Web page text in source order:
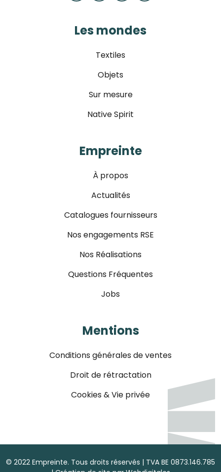
Les mondes
Textiles
Objets
Sur mesure
Native Spirit
Empreinte
À propos
Actualités
Catalogues fournisseurs
Nos engagements RSE
Nos Réalisations
Questions Fréquentes
Jobs
Mentions
Conditions générales de ventes
Droit de rétractation
Cookies & Vie privée
© 2022 Empreinte. Tous droits réservés | TVA BE 0873.146.785